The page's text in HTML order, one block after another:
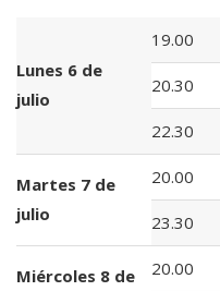
Lunes 6 de
julio
19.00
20.30
22.30
Martes 7 de
julio
20.00
23.30
Miércoles 8 de
20.00